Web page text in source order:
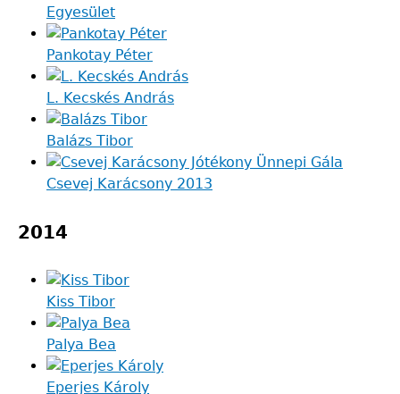
Egyesület
Pankotay Péter
L. Kecskés András
Balázs Tibor
Csevej Karácsony 2013
2014
Kiss Tibor
Palya Bea
Eperjes Károly